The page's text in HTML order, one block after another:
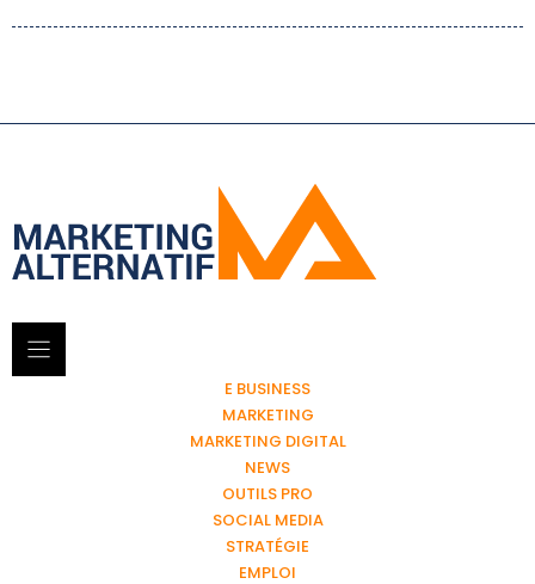
E BUSINESS
MARKETING
MARKETING DIGITAL
NEWS
OUTILS PRO
SOCIAL MEDIA
STRATÉGIE
EMPLOI